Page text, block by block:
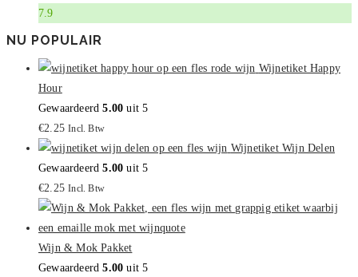
7.9
NU POPULAIR
Wijnetiket Happy
Hour
Gewaardeerd5.00 uit 5
€2.25 Incl. Btw
Wijnetiket Wijn Delen
Gewaardeerd5.00 uit 5
€2.25 Incl. Btw
Wijn & Mok Pakket
Gewaardeerd5.00 uit 5